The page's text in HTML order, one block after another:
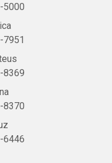
5000
7951
8369
8370
6446